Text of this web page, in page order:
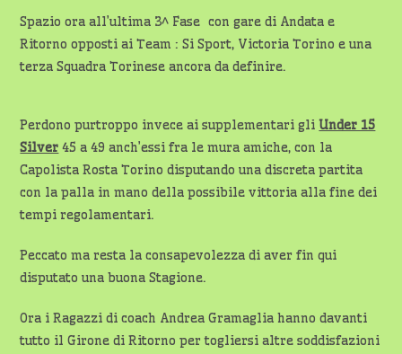
Spazio ora all’ultima 3^ Fase con gare di Andata e
Ritorno opposti ai Team : Si Sport, Victoria Torino e una
terza Squadra Torinese ancora da definire.
Perdono purtroppo invece ai supplementari gliUnder 15
Silver 45 a 49 anch’essi fra le mura amiche, con la
Capolista Rosta Torino disputando una discreta partita
con la palla in mano della possibile vittoria alla fine dei
tempi regolamentari.
Peccato ma resta la consapevolezza di aver fin qui
disputato una buona Stagione.
Ora i Ragazzi di coach Andrea Gramaglia hanno davanti
tutto il Girone di Ritorno per togliersi altre soddisfazioni